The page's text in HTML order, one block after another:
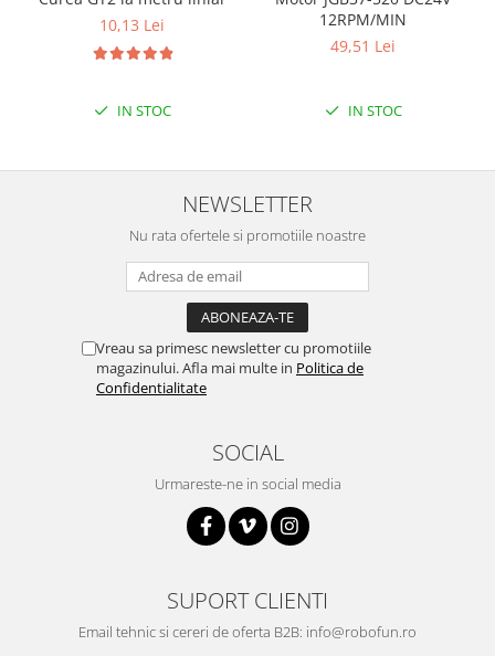
Motor 37D
Motoreductor plastic
Suruburi, Piulite, Conectare
10,13 Lei
IN STOC
12RPM/MIN
49,51 Lei
IN STOC
NEWSLETTER
Nu rata ofertele si promotiile noastre
Vreau sa primesc newsletter cu promotiile
magazinului. Afla mai multe in Politica de
Confidentialitate
SOCIAL
Urmareste-ne in social media
SUPORT CLIENTI
Email tehnic si cereri de oferta B2B: info@robofun.ro